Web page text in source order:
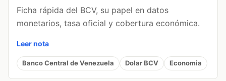
Ficha rápida del BCV, su papel en datos
monetarios, tasa oficial y cobertura económica.
Leer nota
Banco Central de Venezuela Dolar BCV Economia